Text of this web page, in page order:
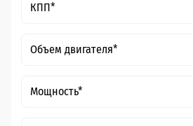
КПП*
Объем двигателя*
Мощность*